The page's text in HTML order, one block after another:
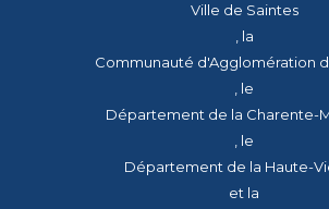
Ville de Saintes
, la
Communauté d'Agglomération
, le
Département de la Charente-
, le
Département de la Haute-
et la